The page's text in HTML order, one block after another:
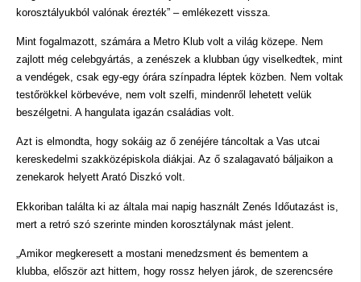
korosztályukból valónak érezték” – emlékezett vissza.
Mint fogalmazott, számára a Metro Klub volt a világ közepe. Nem
zajlott még celebgyártás, a zenészek a klubban úgy viselkedtek, mint
a vendégek, csak egy-egy órára színpadra léptek közben. Nem voltak
testőrökkel körbevéve, nem volt szelfi, mindenről lehetett velük
beszélgetni. A hangulata igazán családias volt.
Azt is elmondta, hogy sokáig az ő zenéjére táncoltak a Vas utcai
kereskedelmi szakközépiskola diákjai. Az ő szalagavató báljaikon a
zenekarok helyett Arató Diszkó volt.
Ekkoriban találta ki az általa mai napig használt Zenés Időutazást is,
mert a retró szó szerinte minden korosztálynak mást jelent.
„Amikor megkeresett a mostani menedzsment és bementem a
klubba, először azt hittem, hogy rossz helyen járok, de szerencsére